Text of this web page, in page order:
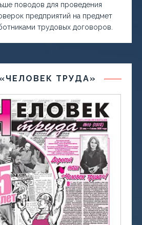
поводов для проведения
предприятий на предмет
трудовых договоров.
ТРУДА»